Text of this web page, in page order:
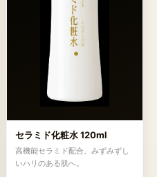
セラミド化粧水 120ml
高機能セラミド配合。みずみずし
いハリのある肌へ。